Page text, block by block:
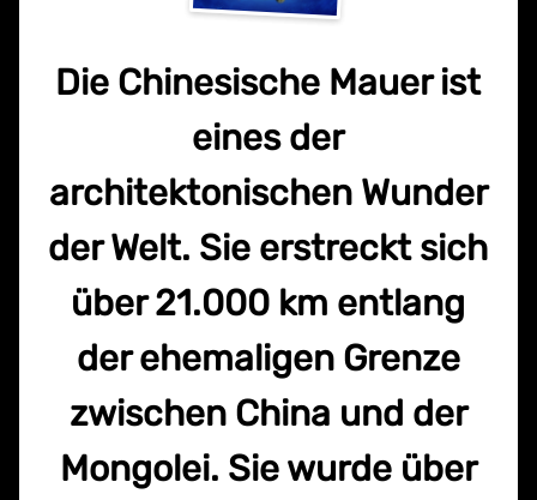
Die Chinesische Mauer ist
eines der
architektonischen Wunder
der Welt. Sie erstreckt sich
über 21.000 km entlang
der ehemaligen Grenze
zwischen China und der
Mongolei. Sie wurde über